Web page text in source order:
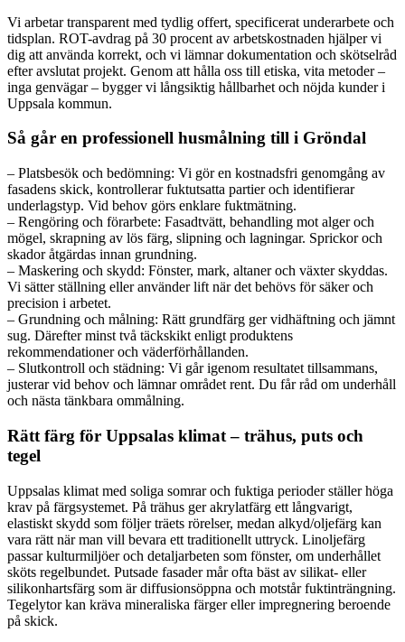
Vi arbetar transparent med tydlig offert, specificerat underarbete och
tidsplan. ROT-avdrag på 30 procent av arbetskostnaden hjälper vi
dig att använda korrekt, och vi lämnar dokumentation och skötselråd
efter avslutat projekt. Genom att hålla oss till etiska, vita metoder –
inga genvägar – bygger vi långsiktig hållbarhet och nöjda kunder i
Uppsala kommun.
Så går en professionell husmålning till i Gröndal
– Platsbesök och bedömning: Vi gör en kostnadsfri genomgång av
fasadens skick, kontrollerar fuktutsatta partier och identifierar
underlagstyp. Vid behov görs enklare fuktmätning.
– Rengöring och förarbete: Fasadtvätt, behandling mot alger och
mögel, skrapning av lös färg, slipning och lagningar. Sprickor och
skador åtgärdas innan grundning.
– Maskering och skydd: Fönster, mark, altaner och växter skyddas.
Vi sätter ställning eller använder lift när det behövs för säker och
precision i arbetet.
– Grundning och målning: Rätt grundfärg ger vidhäftning och jämnt
sug. Därefter minst två täckskikt enligt produktens
rekommendationer och väderförhållanden.
– Slutkontroll och städning: Vi går igenom resultatet tillsammans,
justerar vid behov och lämnar området rent. Du får råd om underhåll
och nästa tänkbara ommålning.
Rätt färg för Uppsalas klimat – trähus, puts och
tegel
Uppsalas klimat med soliga somrar och fuktiga perioder ställer höga
krav på färgsystemet. På trähus ger akrylatfärg ett långvarigt,
elastiskt skydd som följer träets rörelser, medan alkyd/oljefärg kan
vara rätt när man vill bevara ett traditionellt uttryck. Linoljefärg
passar kulturmiljöer och detaljarbeten som fönster, om underhållet
sköts regelbundet. Putsade fasader mår ofta bäst av silikat- eller
silikonhartsfärg som är diffusionsöppna och motstår fuktinträngning.
Tegelytor kan kräva mineraliska färger eller impregnering beroende
på skick.